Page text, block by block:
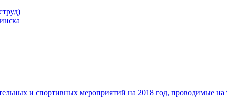
и спортивных мероприятий на 2018 год, проводимые